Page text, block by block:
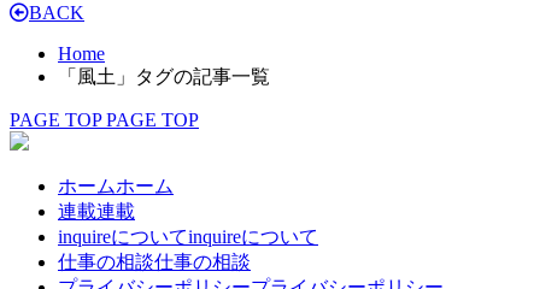
BACK
Home
「風土」タグの記事一覧
PAGE TOP PAGE TOP
ホームホーム
連載連載
inquireについてinquireについて
仕事の相談仕事の相談